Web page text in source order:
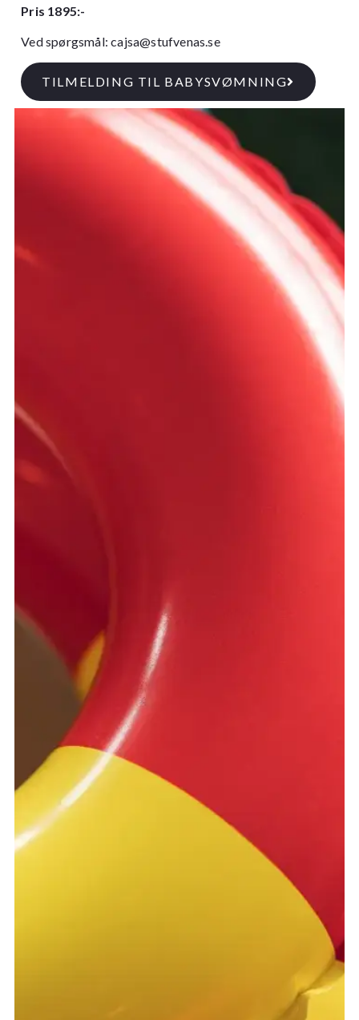
Pris 1895:-
Ved spørgsmål:cajsa@stufvenas.se
TILMELDING TIL BABYSVØMNING